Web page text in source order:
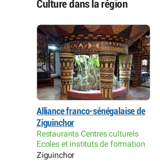
Culture dans la région
Alliance franco-sénégalaise de
Ziguinchor
Restaurants Centres culturels
Ecoles et instituts de formation
Ziguinchor